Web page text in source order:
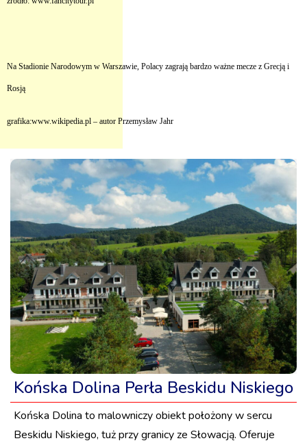
Na Stadionie Narodowym w Warszawie, Polacy zagrają bardzo ważne mecze z Grecją i
Rosją
grafika:www.wikipedia.pl – autor Przemysław Jahr
Końska Dolina Perła Beskidu Niskiego
Końska Dolina to malowniczy obiekt położony w sercu
Beskidu Niskiego, tuż przy granicy ze Słowacją. Oferuje